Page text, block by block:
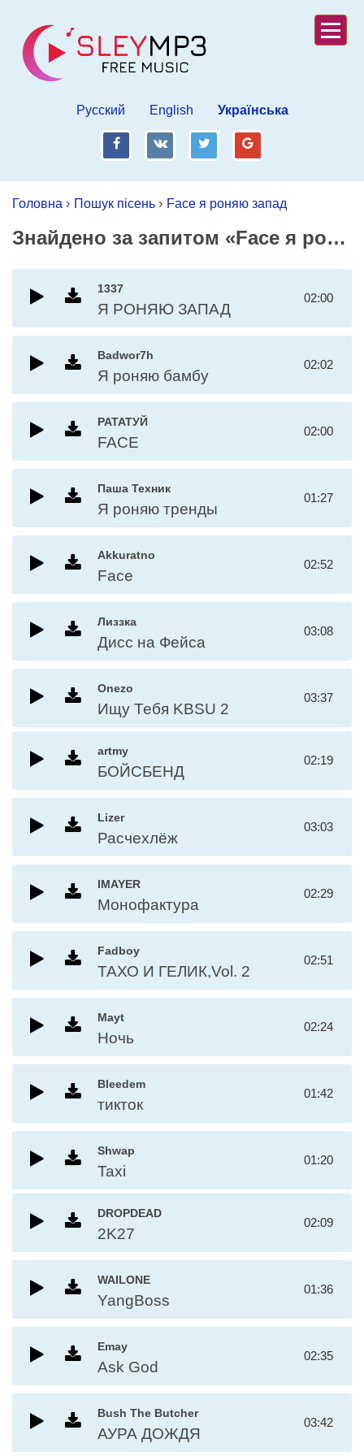
Русский English Українська
fb vk tw gp
Головна › Пошук пісень › Face я роняю запад
Знайдено за запитом «Face я роняю запад»
1337
Я РОНЯЮ ЗАПАД
02:00
Badwor7h
Я роняю бамбу
02:02
РАТАТУЙ
FACE
02:00
Паша Техник
Я роняю тренды
01:27
Akkuratno
Face
02:52
Лиззка
Дисс на Фейса
03:08
Onezo
Ищу Тебя KBSU 2
03:37
artmy
БОЙСБЕНД
02:19
Lizer
Расчехлёж
03:03
IMAYER
Монофактура
02:29
Fadboy
ТАХО И ГЕЛИК,Vol. 2
02:51
Mayt
Ночь
02:24
Bleedem
тикток
01:42
Shwap
Taxi
01:20
DROPDEAD
2K27
02:09
WAILONE
YangBoss
01:36
Emay
Ask God
02:35
Bush The Butcher
АУРА ДОЖДЯ
03:42